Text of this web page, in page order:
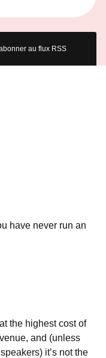
au flux RSS
have never run an
the highest cost of
and (unless
it’s not the